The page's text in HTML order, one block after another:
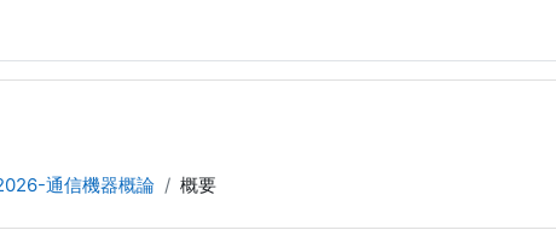
通信機器概論 概要